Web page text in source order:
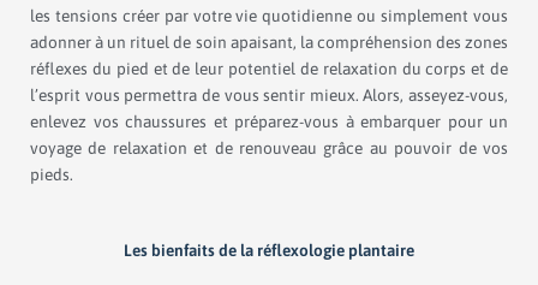
les tensions créer par votre vie quotidienne ou simplement vous
adonner à un rituel de soin apaisant, la compréhension des zones
réflexes du pied et de leur potentiel de relaxation du corps et de
l’esprit vous permettra de vous sentir mieux. Alors, asseyez-vous,
enlevez vos chaussures et préparez-vous à embarquer pour un
voyage de relaxation et de renouveau grâce au pouvoir de vos
pieds.
Les bienfaits de la réflexologie plantaire